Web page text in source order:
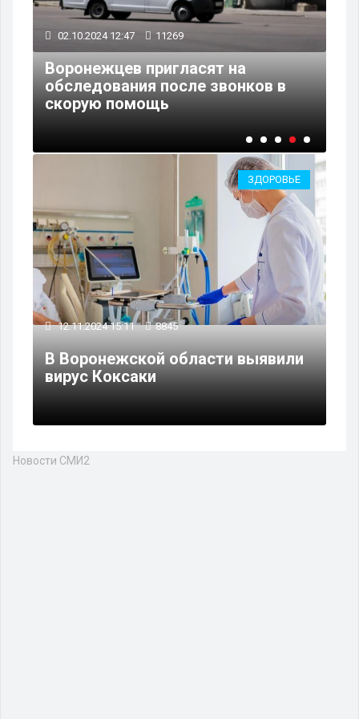
17.09.2024 11:44 20064
В Воронежской области
изменилась ситуация с
заболеваемостью коронавирусом
ЗДОРОВЬЕ
12.11.2024 15:11 8845
В Воронежской области выявили
вирус Коксаки
Новости СМИ2